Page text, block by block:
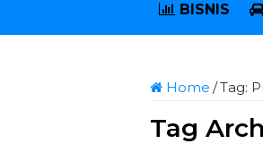
BISNIS
Home /Tag:
Tag